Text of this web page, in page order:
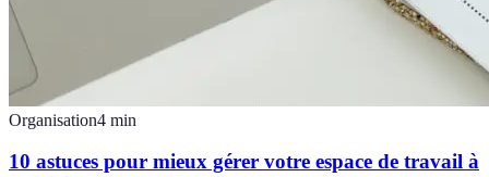
Organisation4 min
10 astuces pour mieux gérer votre espace de travail à